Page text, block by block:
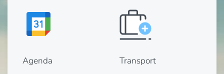
Agenda Transport